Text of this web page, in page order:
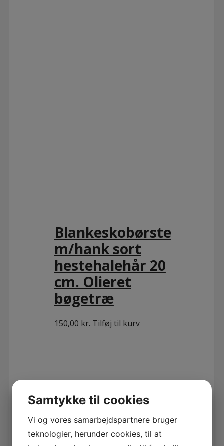
Blankeskobørste
m/hank sort
hestehalehår 20
cm. Olieret
bøgetræ
150,00 kr. Tilføj til kurv
Samtykke til cookies
Vi og vores samarbejdspartnere bruger
teknologier, herunder cookies, til at